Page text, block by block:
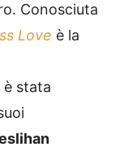
Conosciuta
Love è la
è stata